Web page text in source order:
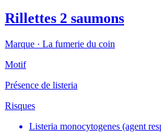
Rillettes 2 saumons
Marque · La fumerie du coin
Motif
Présence de listeria
Risques
Listeria monocytogenes (agent